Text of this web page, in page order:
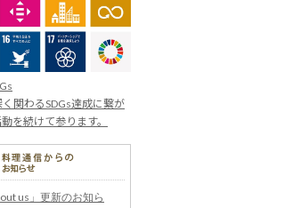
関わるSDGs達成に繋が
を続けて参ります。
us」更新のお知ら